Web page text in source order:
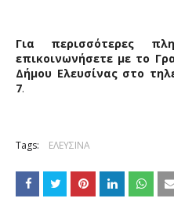
Για περισσότερες
επικοινωνήσετε με το
Δήμου Ελευσίνας στο
7.
Tags: ΕΛΕΥΣΙΝΑ